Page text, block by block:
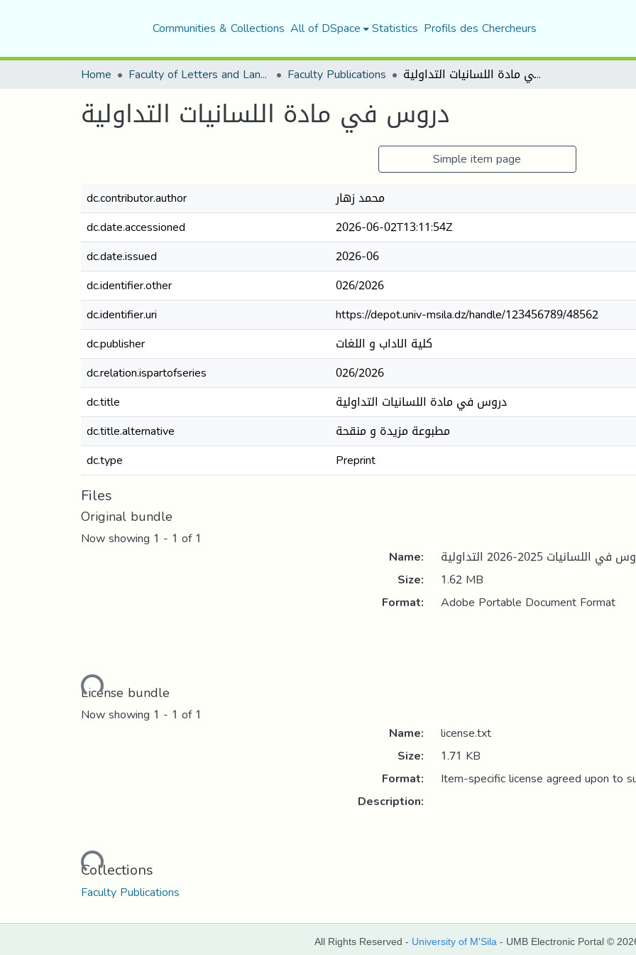
Communities & Collections All of DSpace Statistics Profils des Chercheurs
Home Faculty of Letters and Languages Faculty Publications دروس في مادة اللسانيات التداولية
دروس في مادة اللسانيات التداولية
Simple item page
dc.contributor.author
محمد زهار
dc.date.accessioned
2026-06-02T13:11:54Z
dc.date.issued
2026-06
dc.identifier.other
026/2026
dc.identifier.uri
https://depot.univ-msila.dz/handle/123456789/48562
dc.publisher
كلية الاداب و اللغات
dc.relation.ispartofseries
026/2026
dc.title
دروس في مادة اللسانيات التداولية
dc.title.alternative
مطبوعة مزيدة و منقحة
dc.type
Preprint
Files
Original bundle
Now showing 1 - 1 of 1
Loading...
Name:
Size:
1.62 MB
Format:
Adobe Portable Document Format
License bundle
Now showing 1 - 1 of 1
Loading...
Name:
license.txt
Size:
1.71 KB
Format:
Item-specific license agreed upon to
Description:
Collections
Faculty Publications
All Rights Reserved - University of M'Sila - UMB Electronic Portal ©